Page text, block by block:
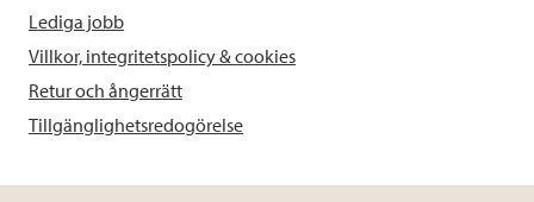
Lediga jobb
Villkor, integritetspolicy & cookies
Retur och ångerrätt
Tillgänglighetsredogörelse